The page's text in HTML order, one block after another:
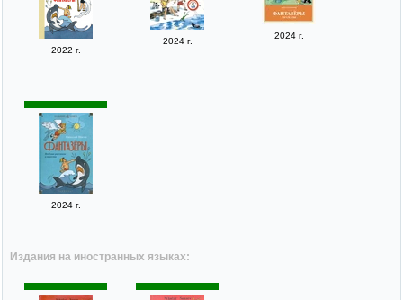
2022 г.
2024 г.
2024 г.
2024 г.
Издания на иностранных языках: